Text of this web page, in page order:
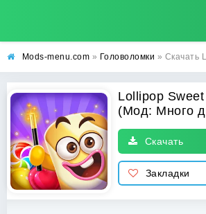
Mods-menu.com » Головоломки » Скачать Lollipop Sweet
Lollipop
(Мод: Много
Скачать
Закладки